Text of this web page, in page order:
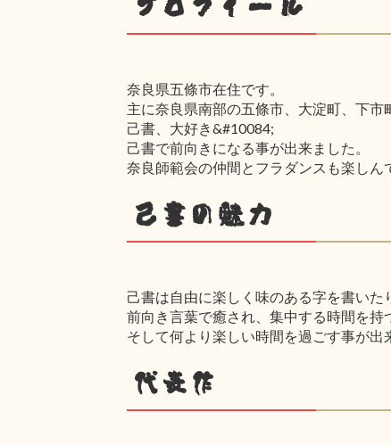
プロフィール
奈良県五條市在住です。
主に奈良県南部の五條市、大淀町、下市
己書、大好き&#10084;
己書で前向きになる事が出来ました。
奈良師範会の仲間とフラダンスも楽しん
己書の魅力
己書は自由に楽しく味のある字を書いた
前向き言葉で癒され、集中する時間を持
そして何より楽しい時間を過ごす事が出
代表作